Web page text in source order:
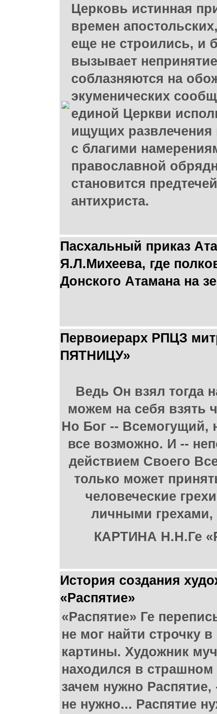
Церковь истинная
времен
еще не строились, и
вызывает
соблазняются на
экуменических
единой Церкви
ищущих развлечения
с благими
православной
становится
антихриста.
Пасхальный приказ
Я.Л.Михеева, где
Донского Атамана на
Первоиерарх РПЦЗ
ПЯТНИЦУ»
Ведь Он взял тогда
можем на себя взять
Но Бог -- Всемогущий,
все возможно. И --
действием Своего
только может
человеческие
личными грехами,
КАРТИНА Н.Н.Ге
История создания
«Распятие»
«Распятие» Ге
не мог найти строчку
картины. Художник
находился в
зачем нужно
не нужно... Распятие